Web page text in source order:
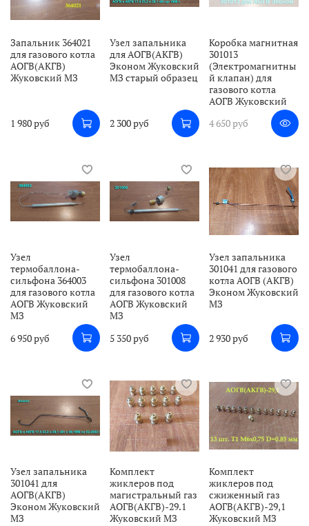
Запальник 364021
для газового котла
АОГВ(АКГВ)
Жуковский МЗ
1 980 руб
Узел запальника
для АОГВ(АКГВ)
Эконом Жуковский
МЗ старый образец
2 300 руб
Коробка магнитная
301013
(Электромагнитны
й клапан) для
газового котла
АОГВ Жуковский
4 650 руб
Узел
термобаллона-
сильфона 364003
для газового котла
АОГВ Жуковский
МЗ
6 950 руб
Узел
термобаллона-
сильфона 301008
для газового котла
АОГВ Жуковский
МЗ
5 350 руб
Узел запальника
301041 для газового
котла АОГВ (АКГВ)
Эконом Жуковский
МЗ
2 930 руб
Узел запальника
301041 для
АОГВ(АКГВ)
Эконом Жуковский
МЗ
Комплект
жиклеров под
магистральный газ
АОГВ(АКГВ)-29.1
Жуковский МЗ
Комплект
жиклеров под
сжиженный газ
АОГВ(АКГВ)-29,1
Жуковский МЗ